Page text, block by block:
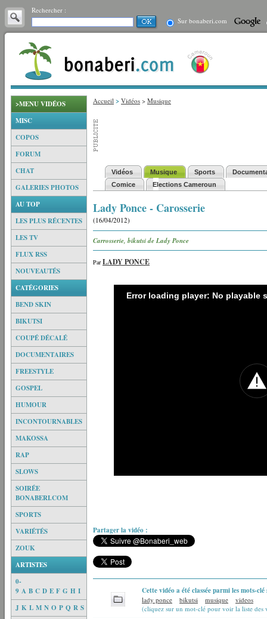
Rechercher :
Sur bonaberi.com
>MENU VIDÉOS
MISC
COPOS
FORUM
CHAT
GALERIES PHOTOS
AU TOP
LES PLUS RÉCENTES
LES TV
FLUX RSS
NOUVEAUTÉS
CATÉGORIES
BEND SKIN
BIKUTSI
COUPÉ DÉCALÉ
DOCUMENTAIRES
FREESTYLE
GOSPEL
HUMOUR
INCONTOURNABLES
MAKOSSA
RAP
SLOWS
SOIRÉE
BONABERI.COM
SPORTS
VARIÉTÉS
ZOUK
ARTISTES
0-
9 A B C D E F G H I
J K L M N O P Q R S
Accueil > Vidéos > Musique
Vidéos Musique Sports
Comice
Elections Cameroun
Lady Ponce - Carosserie
(16/04/2012)
Carrosserie, bikutsi de Lady Ponce
ParLADY PONCE
Error loading player: No playable
Partager la vidéo :
Cette vidéo a été classée parmi les mots-
lady ponce bikutsi musique
videos
(cliquez sur un mot-clé pour voir la liste des